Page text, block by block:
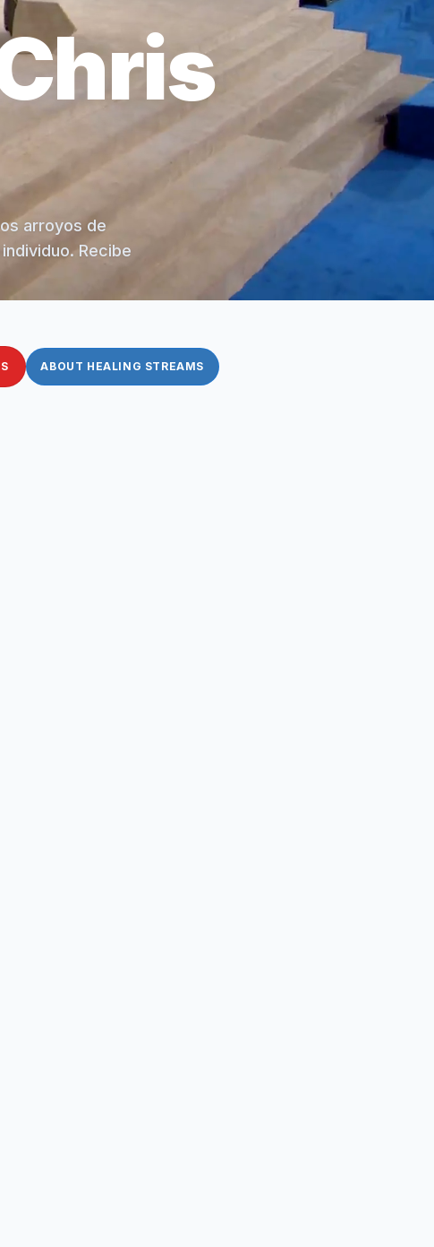
arroyos de
Recibe
ABOUT HEALING STREAMS